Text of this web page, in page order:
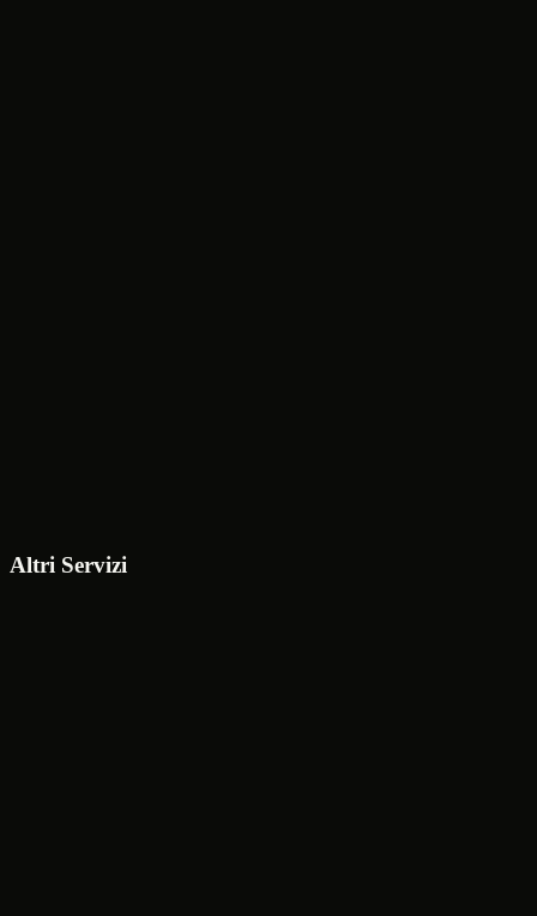
Richiedi un Preventivo
Altri Servizi